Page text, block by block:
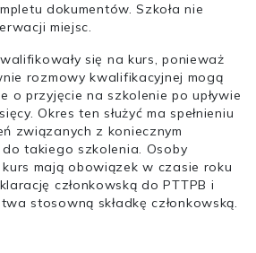
dokumentów. Szkoła nie
miejsc.
się na kurs, ponieważ
rozmowy kwalifikacyjnej mogą
o przyjęcie na szkolenie po upływie
Okres ten służyć ma spełnieniu
związanych z koniecznym
takiego szkolenia. Osoby
mają obowiązek w czasie roku
członkowską do PTTPB i
stosowną składkę członkowską.